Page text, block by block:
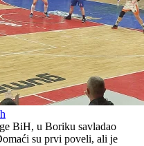
BiH, u Boriku savladao
su prvi poveli, ali je